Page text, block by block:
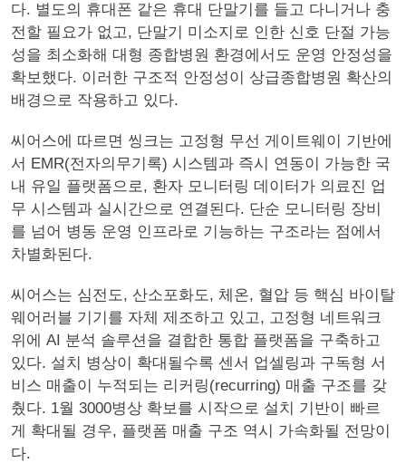
다. 별도의 휴대폰 같은 휴대 단말기를 들고 다니거나 충
전할 필요가 없고, 단말기 미소지로 인한 신호 단절 가능
성을 최소화해 대형 종합병원 환경에서도 운영 안정성을
확보했다. 이러한 구조적 안정성이 상급종합병원 확산의
배경으로 작용하고 있다.
씨어스에 따르면 씽크는 고정형 무선 게이트웨이 기반에
서 EMR(전자의무기록) 시스템과 즉시 연동이 가능한 국
내 유일 플랫폼으로, 환자 모니터링 데이터가 의료진 업
무 시스템과 실시간으로 연결된다. 단순 모니터링 장비
를 넘어 병동 운영 인프라로 기능하는 구조라는 점에서
차별화된다.
씨어스는 심전도, 산소포화도, 체온, 혈압 등 핵심 바이탈
웨어러블 기기를 자체 제조하고 있고, 고정형 네트워크
위에 AI 분석 솔루션을 결합한 통합 플랫폼을 구축하고
있다. 설치 병상이 확대될수록 센서 업셀링과 구독형 서
비스 매출이 누적되는 리커링(recurring) 매출 구조를 갖
췄다. 1월 3000병상 확보를 시작으로 설치 기반이 빠르
게 확대될 경우, 플랫폼 매출 구조 역시 가속화될 전망이
다.